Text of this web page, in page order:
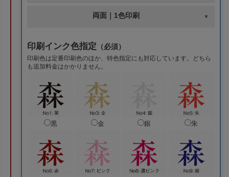
両面｜1色印刷
印刷インク色指定 （必須）
印刷色は定番印刷色のほか、特色指定にも対応しています。どちら
も追加料金はかかりません。
黒 金 銀 朱